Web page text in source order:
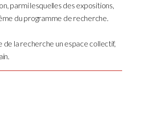
parmi lesquelles des expositions,
du programme de recherche.
de la recherche un espace collectif,